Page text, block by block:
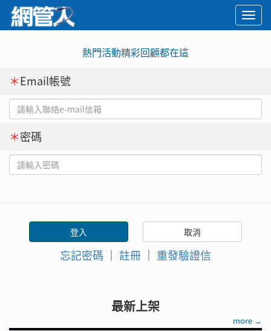
熱門活動精彩回顧都在這
＊Email帳號
＊密碼
忘記密碼 ｜ 註冊 ｜ 重發驗證信
最新上架
more →